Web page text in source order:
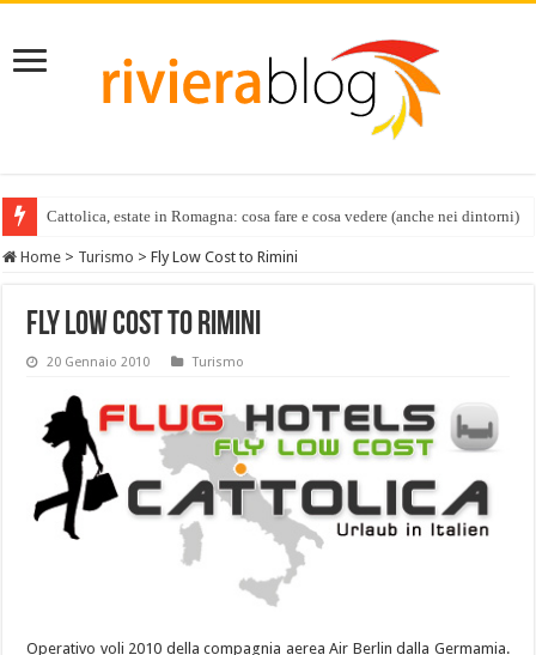
Cattolica, estate in Romagna: cosa fare e cosa vedere (anche nei dintorni)
Home > Turismo > Fly Low Cost to Rimini
Fly Low Cost to Rimini
20 Gennaio 2010 Turismo
Operativo voli 2010 della compagnia aerea Air Berlin dalla Germamia.